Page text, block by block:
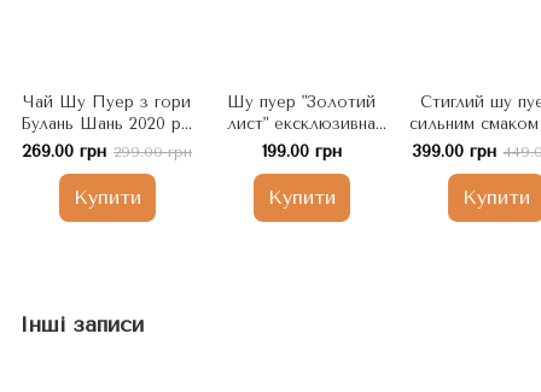
Чай Шу Пуер з гори
Булань Шань 2020 рік
100 г. Китай
269.00 грн 299.00 грн
Купити
Шу пуер "Золотий
лист" ексклюзивна
серія подарункового
199.00 грн
Купити
Стиглий шу
сильним
Срібло
Китай
399.00 грн
Купити
Інші записи